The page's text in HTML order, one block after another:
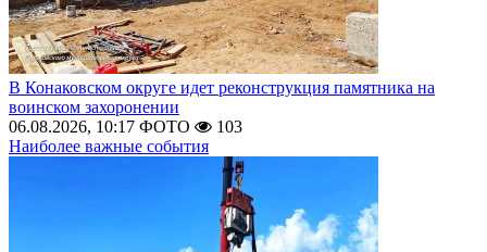
В Конаковском округе идет реконструкция памятника на
воинском захоронении
06.08.2026, 10:17 ФОТО
103
Наиболее важные события